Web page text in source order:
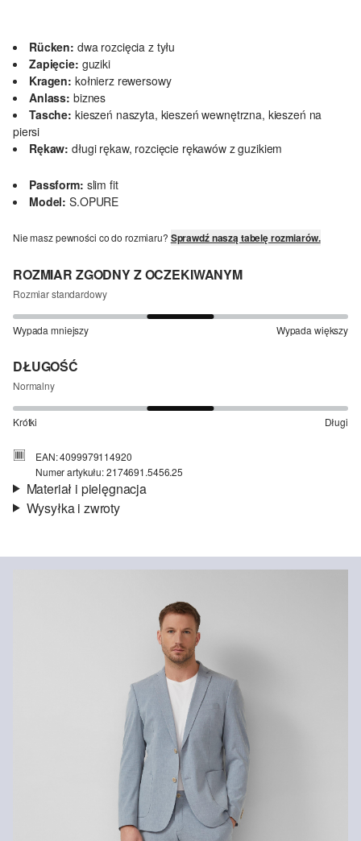
Rücken: dwa rozcięcia z tyłu
Zapięcie: guziki
Kragen: kołnierz rewersowy
Anlass: biznes
Tasche: kieszeń naszyta, kieszeń wewnętrzna, kieszeń na
piersi
Rękaw: długi rękaw, rozcięcie rękawów z guzikiem
Passform: slim fit
Model: S.OPURE
Nie masz pewności co do rozmiaru? Sprawdź naszą tabelę rozmiarów.
ROZMIAR ZGODNY Z OCZEKIWANYM
Rozmiar standardowy
Wypada mniejszy Wypada większy
DŁUGOŚĆ
Normalny
Krótki Długi
EAN: 4099979114920
Numer artykułu: 2174691.5456.25
Materiał i pielęgnacja
Podszewka: pełna podszewka
mieszanka bawełniana, mieszanka wiskozowa,
Nie wybielać/nie chlorować
Nie suszyć w suszarce bębnowej
Prasować w niskiej temperaturze
Czyścić chemicznie w chloroetylenie
Wysyłka i zwroty
Czas dostawy jest wyświetlany podczas procesu zamówienia (kroki
Koszt wysyłki wynosi 15 zł (opłata ryczałtowa).
Zwrot produktów możliwy jest w ciągu 14 dni.